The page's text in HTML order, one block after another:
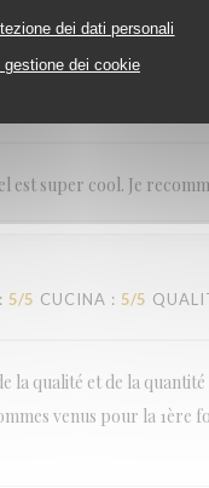
dei dati personali
gestione dei cookie
est super cool. Je
: 5/5 CUCINA : 5/5
qualité et de la quantité
venus pour la 1ère